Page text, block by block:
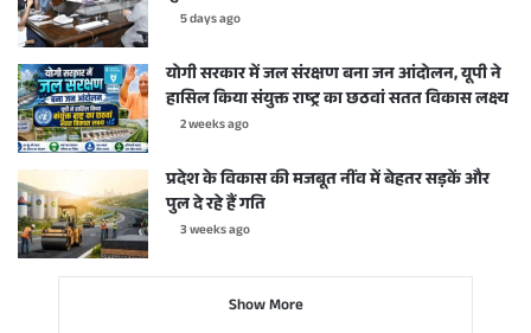
5 days ago
योगी सरकार में जल संरक्षण बना जन आंदोलन, यूपी ने
हासिल किया संयुक्त राष्ट्र का छठवां सतत विकास लक्ष्य
2 weeks ago
प्रदेश के विकास की मजबूत नींव में बेहतर सड़कें और
पुल दे रहे हैं गति
3 weeks ago
Show More